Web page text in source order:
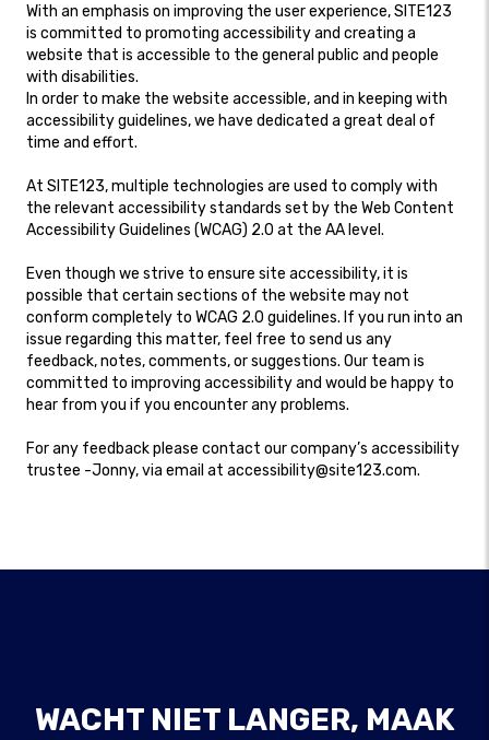
With an emphasis on improving the user experience, SITE123
is committed to promoting accessibility and creating a
website that is accessible to the general public and people
with disabilities.
In order to make the website accessible, and in keeping with
accessibility guidelines, we have dedicated a great deal of
time and effort.
At SITE123, multiple technologies are used to comply with
the relevant accessibility standards set by the Web Content
Accessibility Guidelines (WCAG) 2.0 at the AA level.
Even though we strive to ensure site accessibility, it is
possible that certain sections of the website may not
conform completely to WCAG 2.0 guidelines. If you run into an
issue regarding this matter, feel free to send us any
feedback, notes, comments, or suggestions. Our team is
committed to improving accessibility and would be happy to
hear from you if you encounter any problems.
For any feedback please contact our company’s accessibility
trustee -Jonny, via email at accessibility@site123.com.
WACHT NIET LANGER, MAAK